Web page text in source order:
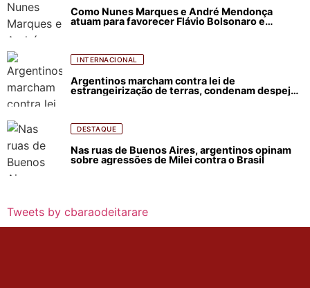
Como Nunes Marques e André Mendonça
atuam para favorecer Flávio Bolsonaro e
INTERNACIONAL
Argentinos marcham contra lei de
estrangeirização de terras, condenam despejos
DESTAQUE
Nas ruas de Buenos Aires, argentinos opinam
sobre agressões de Milei contra o Brasil
Tweets by cbaraodeitarare